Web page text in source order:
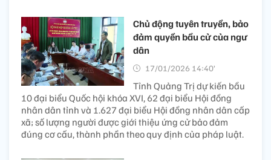
Chủ động tuyên truyền, bảo
đảm quyền bầu cử của ngư
dân
17/01/2026 14:40’
Tỉnh Quảng Trị dự kiến bầu
10 đại biểu Quốc hội khóa XVI, 62 đại biểu Hội đồng
nhân dân tỉnh và 1.627 đại biểu Hội đồng nhân dân cấp
xã; số lượng người được giới thiệu ứng cử bảo đảm
đúng cơ cấu, thành phần theo quy định của pháp luật.